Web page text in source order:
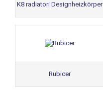
K8 radiatori Designheizkörper
Rubicer